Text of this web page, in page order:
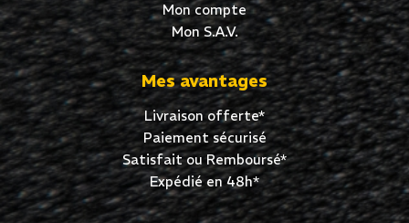
Mon compte
Mon S.A.V.
Mes avantages
Livraison offerte*
Paiement sécurisé
Satisfait ou Remboursé*
Expédié en 48h*